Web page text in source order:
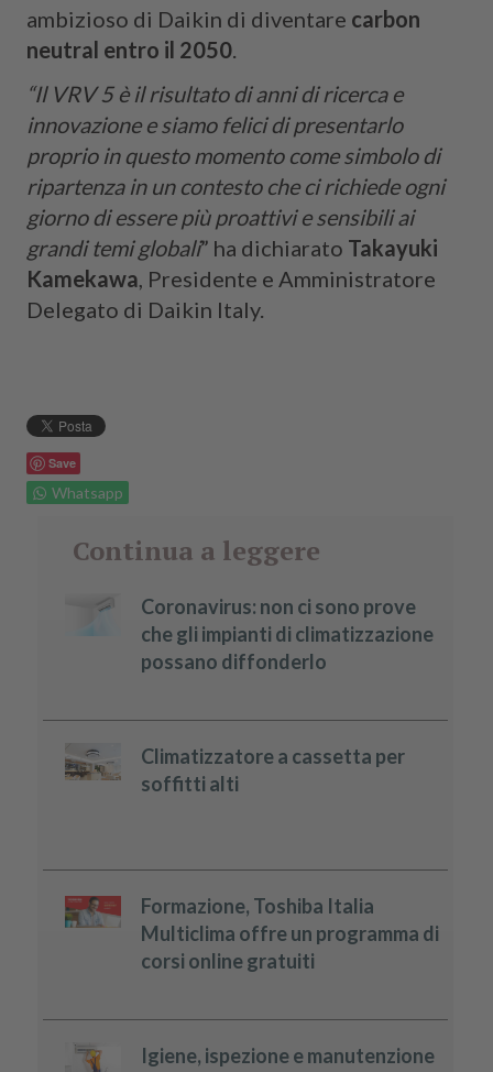
ambizioso di Daikin di diventare carbon
neutral entro il 2050.
“Il VRV 5 è il risultato di anni di ricerca e
innovazione e siamo felici di presentarlo
proprio in questo momento come simbolo di
ripartenza in un contesto che ci richiede ogni
giorno di essere più proattivi e sensibili ai
grandi temi globali” ha dichiarato Takayuki
Kamekawa, Presidente e Amministratore
Delegato di Daikin Italy.
Save
Whatsapp
Continua a leggere
Coronavirus: non ci sono prove
che gli impianti di climatizzazione
possano diffonderlo
Climatizzatore a cassetta per
soffitti alti
Formazione, Toshiba Italia
Multiclima offre un programma di
corsi online gratuiti
Igiene, ispezione e manutenzione